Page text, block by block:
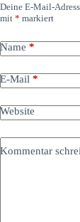
Deine E-Mail-
mit * markiert
Name *
E-Mail *
Website
Kommentar